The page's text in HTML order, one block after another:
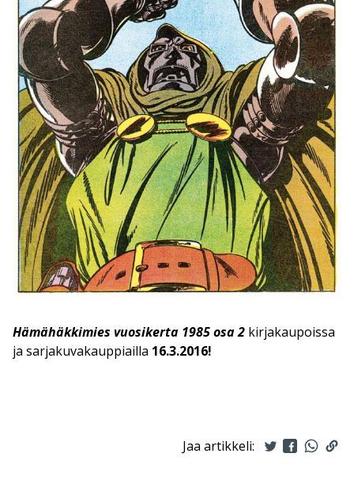
Hämähäkkimies vuosikerta 1985 osa 2 kirjakaupoissa
ja sarjakuvakauppiailla 16.3.2016!
Jaa artikkeli: